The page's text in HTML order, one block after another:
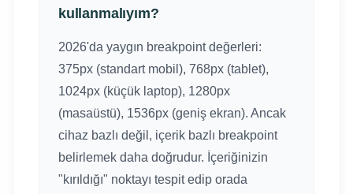
kullanmalıyım?
2026'da yaygın breakpoint değerleri:
375px (standart mobil), 768px (tablet),
1024px (küçük laptop), 1280px
(masaüstü), 1536px (geniş ekran). Ancak
cihaz bazlı değil, içerik bazlı breakpoint
belirlemek daha doğrudur. İçeriğinizin
"kırıldığı" noktayı tespit edip orada